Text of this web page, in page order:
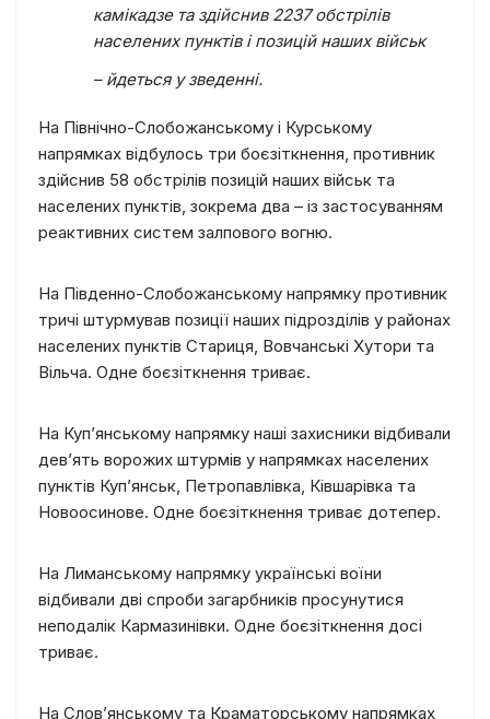
камікадзе та здійснив 2237 обстрілів
населених пунктів і позицій наших військ
– йдеться у зведенні.
На Північно-Слобожанському і Курському
напрямках відбулось три боєзіткнення, противник
здійснив 58 обстрілів позицій наших військ та
населених пунктів, зокрема два – із застосуванням
реактивних систем залпового вогню.
На Південно-Слобожанському напрямку противник
тричі штурмував позиції наших підрозділів у районах
населених пунктів Стариця, Вовчанські Хутори та
Вільча. Одне боєзіткнення триває.
На Куп’янському напрямку наші захисники відбивали
дев’ять ворожих штурмів у напрямках населених
пунктів Куп’янськ, Петропавлівка, Ківшарівка та
Новоосинове. Одне боєзіткнення триває дотепер.
На Лиманському напрямку українські воїни
відбивали дві спроби загарбників просунутися
неподалік Кармазинівки. Одне боєзіткнення досі
триває.
На Слов’янському та Краматорському напрямках